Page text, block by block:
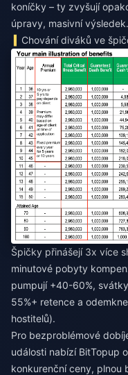
koníčky – ty zvyšují
úpravy, masivní výsledek.
Chování diváků ve
Špičky přinášejí 3x více
minutové pobyty
pumpují +40-60%,
55%+ retence a
hostitelů).
Pro bezproblémové
události nabízí BitTopup
konkurenční ceny, plnou